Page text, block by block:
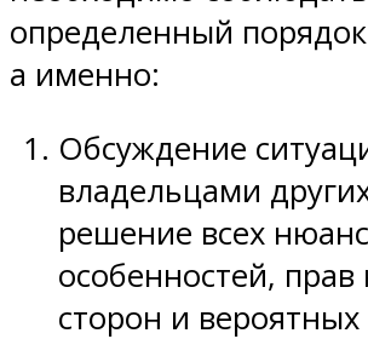
определенный
а именно:
Обсуждение
владельцами
решение всех
особенностей,
сторон и вероятных